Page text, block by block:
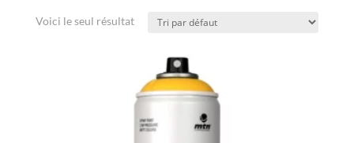
Voici le seul résultat